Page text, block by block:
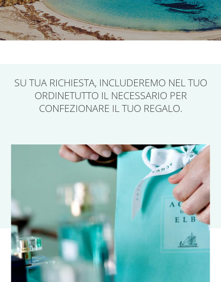
SU TUA RICHIESTA, INCLUDEREMO NEL TUO
ORDINETUTTO IL NECESSARIO PER
CONFEZIONARE IL TUO REGALO.